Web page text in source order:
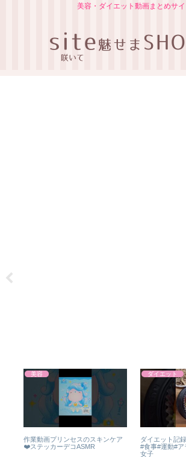
美容・ダイエット動画まとめサイ
美容
作業動画プリンセスのスキンケア
❤️ステッカーデコASMR
ダイエット
ダイエット記
#食事#運動#ア
女子